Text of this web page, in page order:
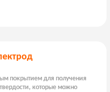
покрытием для получения
которые можно